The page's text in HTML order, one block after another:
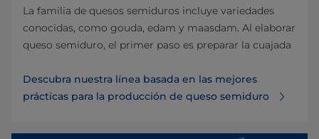
La familia de quesos semiduros incluye variedades
conocidas, como gouda, edam y maasdam. Al elaborar
queso semiduro, el primer paso es preparar la cuajada
Descubra nuestra línea basada en las mejores
prácticas para la producción de queso semiduro